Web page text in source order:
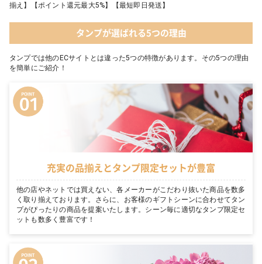
揃え】【ポイント還元最大5%】【最短即日発送】
タンプが選ばれる5つの理由
タンプでは他のECサイトとは違った5つの特徴があります。その5つの理由
を簡単にご紹介！
充実の品揃えとタンプ限定セットが豊富
他の店やネットでは買えない、各メーカーがこだわり抜いた商品を数多
く取り揃えております。さらに、お客様のギフトシーンに合わせてタン
プがぴったりの商品を提案いたします。シーン毎に適切なタンプ限定セ
ットも数多く豊富です！